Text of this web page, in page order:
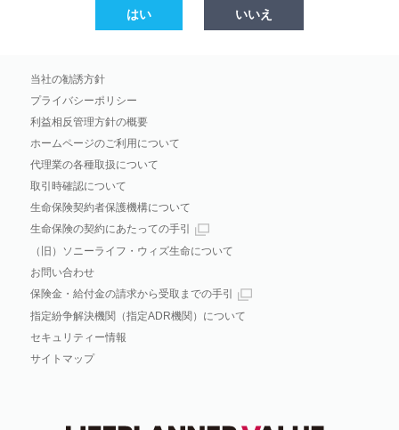
はい いいえ
当社の勧誘方針
プライバシーポリシー
利益相反管理方針の概要
ホームページのご利用について
代理業の各種取扱について
取引時確認について
生命保険契約者保護機構について
生命保険の契約にあたっての手引
（旧）ソニーライフ・ウィズ生命について
お問い合わせ
保険金・給付金の請求から受取までの手引
指定紛争解決機関（指定ADR機関）について
セキュリティー情報
サイトマップ